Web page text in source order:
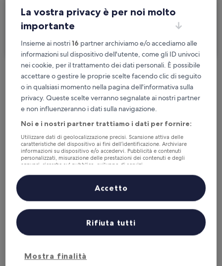
Sono in viaggio per lavoro
Cerca
Cancellazione gratuita se cambi
programma
Accumula vantaggi con ogni notte di
soggiorno
Risparmia di più con le tariffe per soli
iscritti
Controlla i prezzi per queste date
7 ago - 9 ago
La vostra privacy è per noi molto
importante
Insieme ai nostri16 partner archiviamo e/o accediamo alle
informazioni sul dispositivo dell'utente, come gli ID univoci
nei cookie, per il trattamento dei dati personali. È possibile
accettare o gestire le proprie scelte facendo clic di seguito
o in qualsiasi momento nella pagina dell'informativa sulla
privacy. Queste scelte verranno segnalate ai nostri partner
e non influenzeranno i dati sulla navigazione.
Noi e i nostri partner trattiamo i dati per fornire:
Utilizzare dati di geolocalizzazione precisi. Scansione attiva delle
caratteristiche del dispositivo ai fini dell’identificazione. Archiviare
informazioni su dispositivo e/o accedervi. Pubblicità e contenuti
personalizzati, misurazione delle prestazioni dei contenuti e degli
annunci, ricerche sul pubblico, sviluppo di servizi.
Elenco dei partner (fornitori)
Mostra finalità
Rifiuta tutti
Accetto